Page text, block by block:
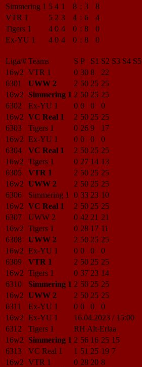
Simmering 1 5 4 1 8 : 3
8
VTR 1
5 2 3 4 : 6
4
Tigers 1
4 0 4 0 : 8
0
Ex-YU 1
4 0 4 0 : 8 0
Liga/# Teams S P S1 S2 S3 S4 S5
16w2 VTR 1 0 30 8
22
6301
UWW 2 2 50 25 25
16w2
Simmering 1 2 50 25 25
6302
Ex-YU 1 0 0 0
0
16w2 VC Real 1 2 50 25 25
6303
Tigers 1 0 26 9
17
16w2 Ex-YU 1 0 0 0
0
6304
VC Real 1 2 50 25 25
16w2 Tigers 1 0 27 14 13
6305
VTR 1 2 50 25 25
16w2 UWW 2 2 50 25 25
6306
Simmering 1 0 33 23 10
16w2 VC Real 1 2 50 25 25
6307
UWW 2 0 42 21 21
16w2 Tigers 1 0 28 17 11
6308
UWW 2 2 50 25 25
16w2 Ex-YU 1 0 0 0
0
6309
VTR 1 2 50 25 25
16w2 Tigers 1 0 37 23 14
6310
Simmering 1 2 50 25 25
16w2 UWW 2 2 50 25 25
6311
Ex-YU 1 0 0 0
0
16w2 Ex-YU 1
16.04.2023 / 15:00
6312
Tigers 1
RH Alt-Erlaa
16w2
Simmering 1 2 56 16 25 15
6313
VC Real 1 1 51 25 19 7
16w2 VTR 1 0 28 20 8